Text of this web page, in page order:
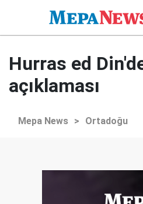
Hurras ed
açıklaması
Mepa News > Ortadoğu